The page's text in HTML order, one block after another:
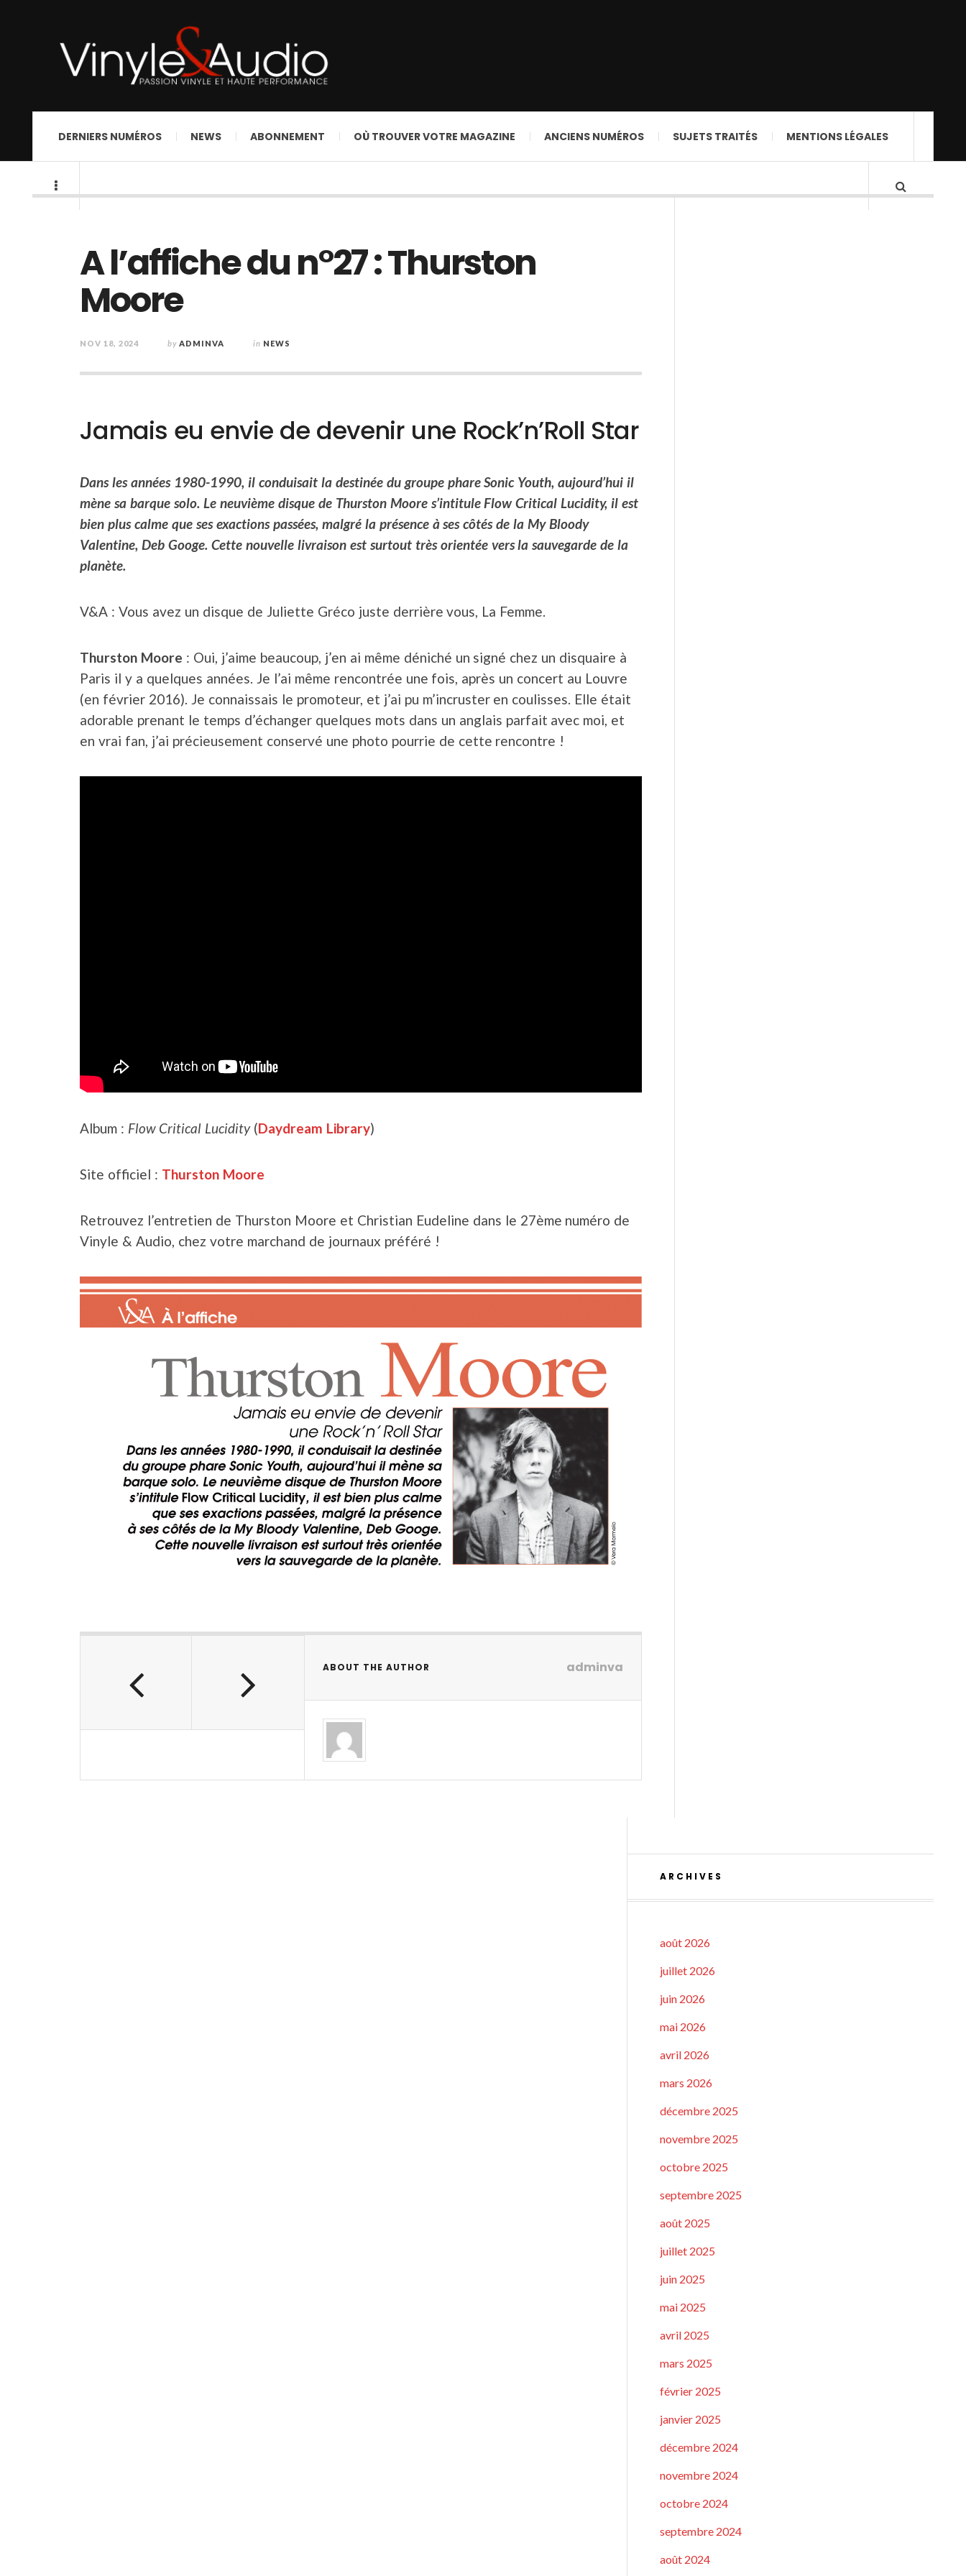
DERNIERS NUMÉROS NEWS ABONNEMENT OÙ TROUVER VOTRE MAGAZINE ANCIENS NUMÉROS SUJETS TRAITÉS MENTIONS LÉGALES
A l’affiche du n°27 : Thurston
Moore
NOV 18, 2024 by ADMINVA in NEWS
Jamais eu envie de devenir une Rock’n’Roll Star
Dans les années 1980-1990, il conduisait la destinée du groupe phare Sonic Youth, aujourd’hui il
mène sa barque solo. Le neuvième disque de Thurston Moore s’intitule Flow Critical Lucidity, il est
bien plus calme que ses exactions passées, malgré la présence à ses côtés de la My Bloody
Valentine, Deb Googe. Cette nouvelle livraison est surtout très orientée vers la sauvegarde de la
planète.
V&A : Vous avez un disque de Juliette Gréco juste derrière vous, La Femme.
Thurston Moore : Oui, j’aime beaucoup, j’en ai même déniché un signé chez un disquaire à
Paris il y a quelques années. Je l’ai même rencontrée une fois, après un concert au Louvre
(en février 2016). Je connaissais le promoteur, et j’ai pu m’incruster en coulisses. Elle était
adorable prenant le temps d’échanger quelques mots dans un anglais parfait avec moi, et
en vrai fan, j’ai précieusement conservé une photo pourrie de cette rencontre !
Album : Flow Critical Lucidity (Daydream Library)
Site officiel : Thurston Moore
Retrouvez l’entretien de Thurston Moore et Christian Eudeline dans le 27ème numéro de
Vinyle & Audio, chez votre marchand de journaux préféré !
ABOUT THE AUTHOR adminva
ARCHIVES
août 2026
juillet 2026
juin 2026
mai 2026
avril 2026
mars 2026
décembre 2025
novembre 2025
octobre 2025
septembre 2025
août 2025
juillet 2025
juin 2025
mai 2025
avril 2025
mars 2025
février 2025
janvier 2025
décembre 2024
novembre 2024
octobre 2024
septembre 2024
août 2024